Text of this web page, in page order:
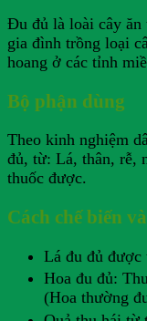
Đu đủ là loài cây ăn
gia đình trồng loại
hoang ở các tỉnh
Bộ phận dùng
Theo kinh nghiệm
đủ, từ: Lá, thân, rễ,
thuốc được.
Cách chế biến
Lá đu đủ được
Hoa đu đủ:
(Hoa thường